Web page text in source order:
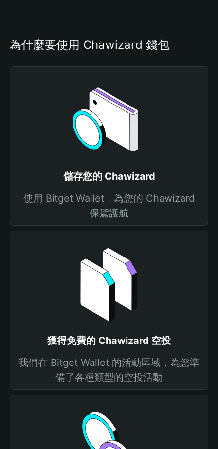
為什麼要使用 Chawizard 錢包
儲存您的 Chawizard
使用 Bitget Wallet，為您的 Chawizard
保駕護航
獲得免費的 Chawizard 空投
我們在 Bitget Wallet 的活動區域，為您準
備了各種類型的空投活動